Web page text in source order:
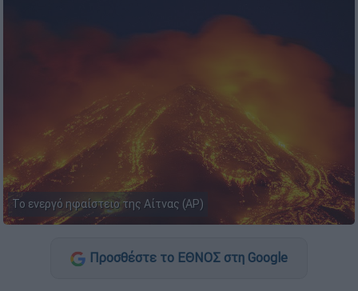
Το ενεργό ηφαίστειο της Αίτνας (AP)
Προσθέστε το ΕΘΝΟΣ στη Google